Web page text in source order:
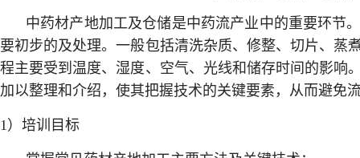
中药材产地加工及仓储是中药流产业中的重要环节
要初步的及处理。一般包括清洗杂质、修整、切片、蒸
程主要受到温度、湿度、空气、光线和储存时间的影响
加以整理和介绍，使其把握技术的关键要素，从而避免
1）培训目标